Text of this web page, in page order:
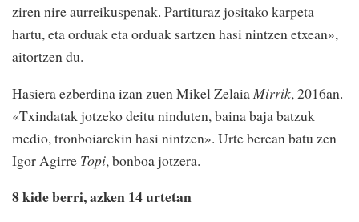
ziren nire aurreikuspenak. Partituraz jositako karpeta
hartu, eta orduak eta orduak sartzen hasi nintzen etxean»,
aitortzen du.
Hasiera ezberdina izan zuen Mikel Zelaia Mirrik, 2016an.
«Txindatak jotzeko deitu ninduten, baina baja batzuk
medio, tronboiarekin hasi nintzen». Urte berean batu zen
Igor Agirre Topi, bonboa jotzera.
8 kide berri, azken 14 urtetan